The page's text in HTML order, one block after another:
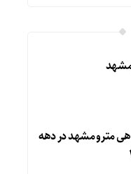
مشهد
مترو مشهد در دهه